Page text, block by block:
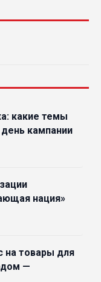
какие темы
кампании
нация»
на товары для
—